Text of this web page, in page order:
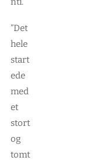
”Det
hele
start
ede
med
et
stort
og
tomt